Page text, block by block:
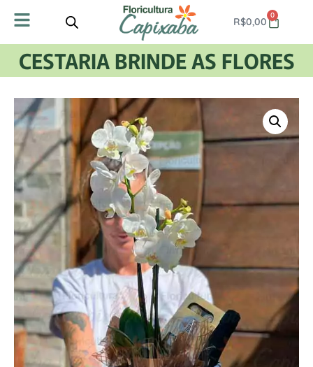
R$0,00
0
CESTARIA BRINDE AS FLORES